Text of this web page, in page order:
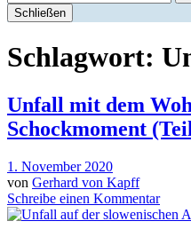
Schließen
Schlagwort:
Unfall mit dem
Schockmoment
1. November 2020
von Gerhard von Kapff
Schreibe einen Kommentar